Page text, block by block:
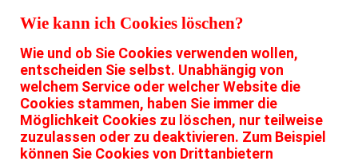
Wie kann ich Cookies löschen?
Wie und ob Sie Cookies verwenden wollen,
entscheiden Sie selbst. Unabhängig von
welchem Service oder welcher Website die
Cookies stammen, haben Sie immer die
Möglichkeit Cookies zu löschen, nur teilweise
zuzulassen oder zu deaktivieren. Zum Beispiel
können Sie Cookies von Drittanbietern